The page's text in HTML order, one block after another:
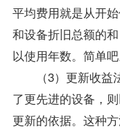
平均费用就是从开
和设备折旧总额的
以使用年数。简单
（3）更新收益法
了更先进的设备，
更新的依据。这种